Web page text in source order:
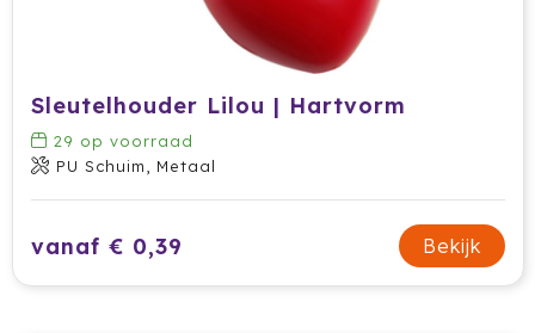
Muse
Norländer
Oma's Brievenbustaart
Sleutelhouder Lilou | Hartvorm
29 op voorraad
PU Schuim, Metaal
vanaf € 0,39 Bekijk